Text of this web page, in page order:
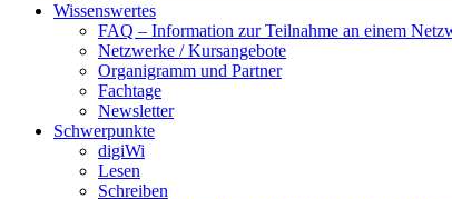
Wissenswertes
FAQ – Information zur Teilnahme an einem
Netzwerke / Kursangebote
Organigramm und Partner
Fachtage
Newsletter
Schwerpunkte
digiWi
Lesen
Schreiben